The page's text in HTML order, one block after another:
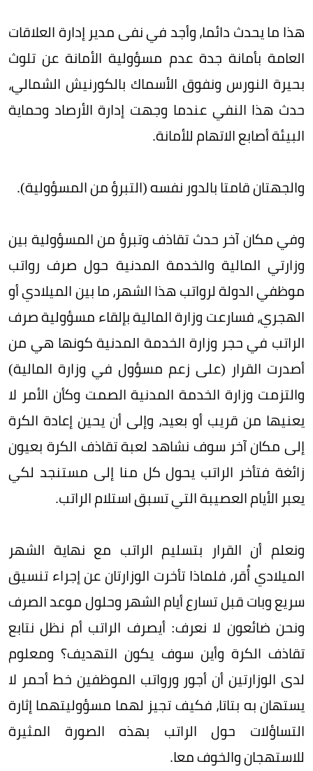
هذا ما يحدث دائما، وأجد في نفى مدير إدارة العلاقات
العامة بأمانة جدة عدم مسؤولية الأمانة عن تلوث
بحيرة النورس ونفوق الأسماك بالكورنيش الشمالي،
حدث هذا النفي عندما وجهت إدارة الأرصاد وحماية
البيئة أصابع الاتهام للأمانة.
والجهتان قامتا بالدور نفسه (التبرؤ من المسؤولية).
وفي مكان آخر حدث تقاذف وتبرؤ من المسؤولية بين
وزارتي المالية والخدمة المدنية حول صرف رواتب
موظفي الدولة لرواتب هذا الشهر، ما بين الميلادي أو
الهجري، فسارعت وزارة المالية بإلقاء مسؤولية صرف
الراتب في حجر وزارة الخدمة المدنية كونها هي من
أصدرت القرار (على زعم مسؤول في وزارة المالية)
والتزمت وزارة الخدمة المدنية الصمت وكأن الأمر لا
يعنيها من قريب أو بعيد، وإلى أن يحين إعادة الكرة
إلى مكان آخر سوف نشاهد لعبة تقاذف الكرة بعيون
زائغة فتأخر الراتب يحول كل منا إلى مستنجد لكي
يعبر الأيام العصيبة التي تسبق استلام الراتب.
ونعلم أن القرار بتسليم الراتب مع نهاية الشهر
الميلادي أُقر، فلماذا تأخرت الوزارتان عن إجراء تنسيق
سريع وبات قبل تسارع أيام الشهر وحلول موعد الصرف
ونحن ضائعون لا نعرف: أيصرف الراتب أم نظل نتابع
تقاذف الكرة وأين سوف يكون التهديف؟ ومعلوم
لدى الوزارتين أن أجور ورواتب الموظفين خط أحمر لا
يستهان به بتاتا، فكيف تجيز لهما مسؤوليتهما إثارة
التساؤلات حول الراتب بهذه الصورة المثيرة
للاستهجان والخوف معا.